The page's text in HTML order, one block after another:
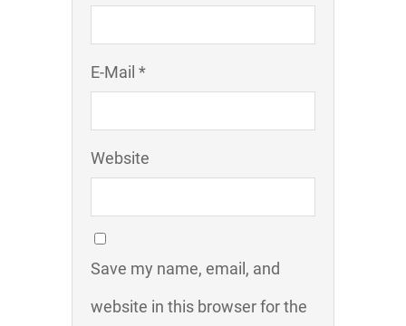
E-Mail *
Website
Save my name, email, and
website in this browser for the